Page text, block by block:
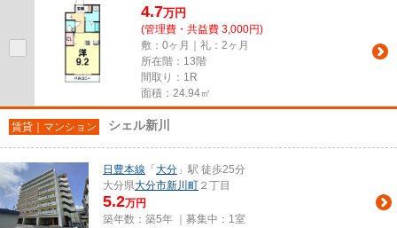
4.7万円
(管理費・共益費 3,000円)
敷：0ヶ月｜礼：2ヶ月
所在階：13階
間取り：1R
面積：24.94㎡
賃貸｜マンション シェル新川
日豊本線 「 大分 」駅 徒歩25分
大分県大分市新川町 ２丁目
5.2万円
築年数：築5年 ｜募集中： 1室